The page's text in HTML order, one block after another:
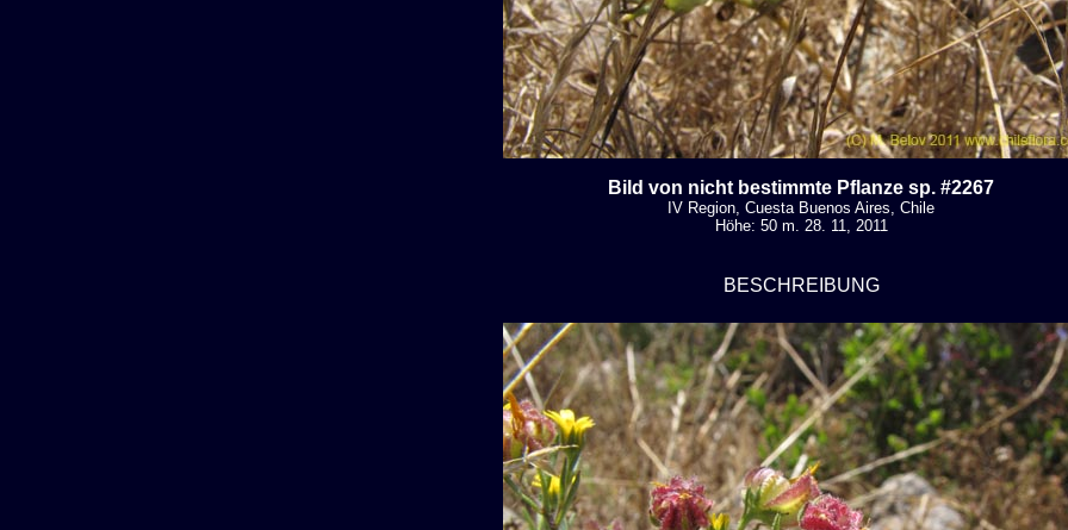
Bild von nicht bestimmte Pflanze sp. #2267
IV Region, Cuesta Buenos Aires, Chile
Höhe: 50 m. 28. 11, 2011
BESCHREIBUNG